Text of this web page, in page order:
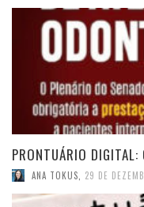
PRONTUÁRIO DIGITAL:
ANA TOKUS 29 DE